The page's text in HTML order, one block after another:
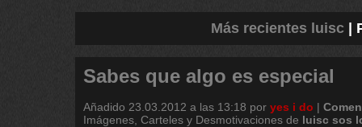
Más recientes luisc
Sabes que algo es especial
Añadido 23.03.2012 a las 13:18 por yes i do |
Imágenes, Carteles y Desmotivaciones de luisc sos